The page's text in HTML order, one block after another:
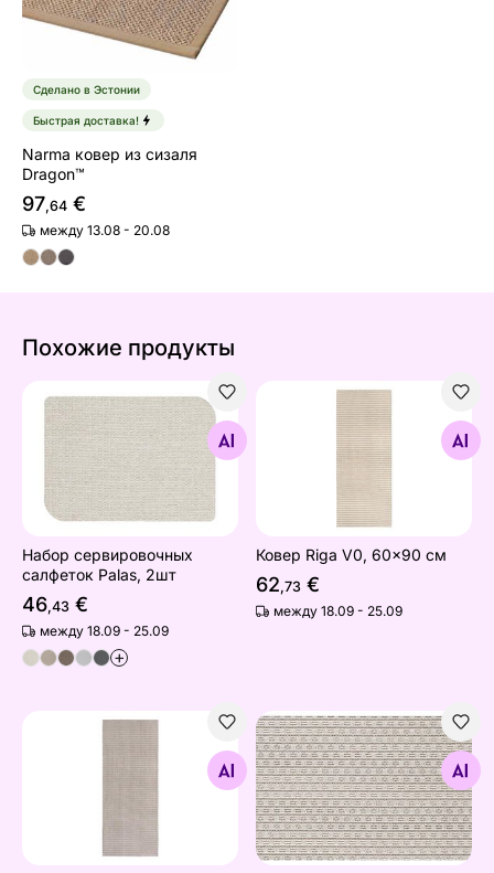
Сделано в Эстонии
Быстрая доставка!
Narma ковер из сизаля
Dragon™
97,64 €
между 13.08 - 20.08
Похожие продукты
Набор сервировочных салфеток Palas, 2шт
Найдите похожие
Набор сервировочных
салфеток Palas, 2шт
46,43 €
между 18.09 - 25.09
+
Ковер Riga V0, 60x90 см
Найдите похожие
Ковер Riga V0, 60x90 см
62,73 €
между 18.09 - 25.09
Ковер Riga V2, 60x90 см
Найдите похожие
Ковер для комнаты и
Найдите похожие